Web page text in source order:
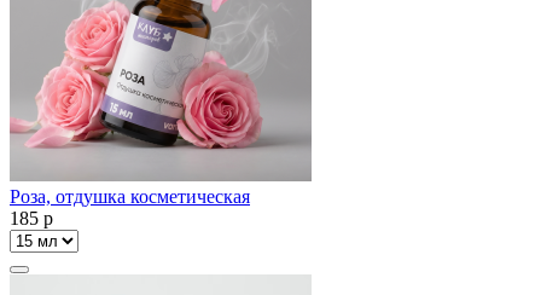
Роза, отдушка косметическая
185 p